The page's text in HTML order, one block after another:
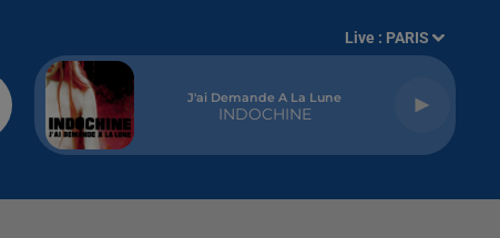
Live : PARIS
J'ai Demande A La Lune
INDOCHINE